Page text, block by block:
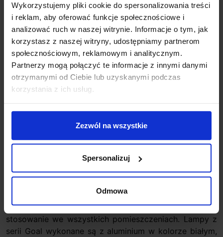
Wykorzystujemy pliki cookie do spersonalizowania treści
i reklam, aby oferować funkcje społecznościowe i
analizować ruch w naszej witrynie. Informacje o tym, jak
korzystasz z naszej witryny, udostępniamy partnerom
społecznościowym, reklamowym i analitycznym.
Partnerzy mogą połączyć te informacje z innymi danymi
otrzymanymi od Ciebie lub uzyskanymi podczas
korzystania z ich usług.
Zezwól na wszystkie
Spersonalizuj
Odmowa
Metody płatności
Koszt dostawy
kinkietów ściennych LED. Nowoczesna forma kinkietu,
obracane wokół własnej osi głowice, pozwalają na jego
stosowanie we wszystkich pomieszczeniach. Lampy z
serii Goal wykonane są z aluminium w kolorze białym,